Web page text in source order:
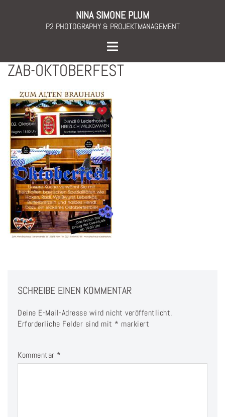
NINA SIMONE PLUM
P2 PHOTOGRAPHY & PROJEKTMANAGEMENT
Toggle
menu
ZAB-OKTOBERFEST
SCHREIBE EINEN KOMMENTAR
Deine E-Mail-Adresse wird nicht veröffentlicht.
Erforderliche Felder sind mit * markiert
Kommentar *